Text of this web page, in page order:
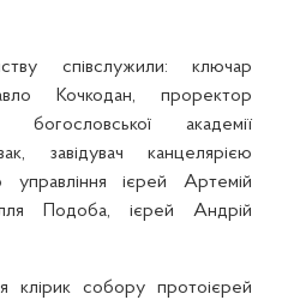
співслужили: ключар
Кочкодан, проректор
богословської академії
завідувач канцелярією
управління ієрей Артемій
Подоба, ієрей Андрій
клірик собору протоієрей